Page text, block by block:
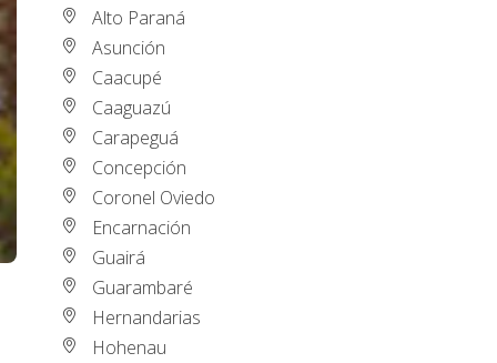
Alto Paraná
Asunción
Caacupé
Caaguazú
Carapeguá
Concepción
Coronel Oviedo
Encarnación
Guairá
Guarambaré
Hernandarias
Hohenau